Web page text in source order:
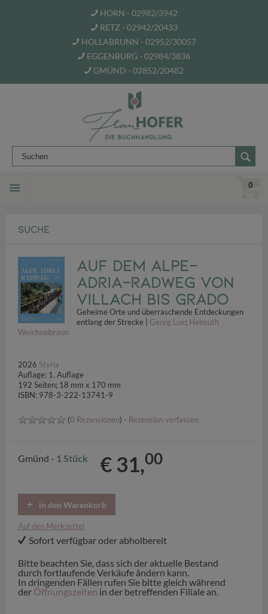
HORN - 02982/3942
RETZ - 02942/20433
HOLLABRUNN - 02952/30057
EGGENBURG - 02984/3836
GMÜND - 02852/20482
0
SUCHE
Auf dem Alpe-
Adria-Radweg von
Villach bis Grado
Geheime Orte und überraschende Entdeckungen
entlang der Strecke | Georg Lux; Helmuth
Weichselbraun
2026 Styria
Auflage: 1. Auflage
192 Seiten; 18 mm x 170 mm
ISBN: 978-3-222-13741-9
(0 Rezensionen) - Rezension verfassen
Gmünd - 1 Stück € 31,00
in den Warenkorb
Auf den Merkzettel
Sofort verfügbar oder abholbereit
Bitte beachten Sie, dass sich der aktuelle Bestand
durch fortlaufende Verkäufe ändern kann.
In dringenden Fällen rufen Sie bitte gleich während
der Öffnungszeiten in der betreffenden Filiale an.